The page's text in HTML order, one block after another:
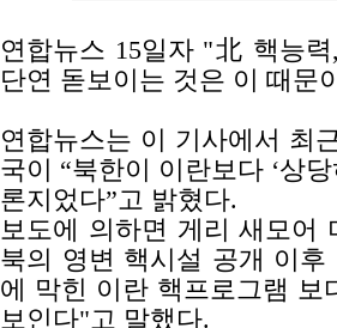
연합뉴스 15일자 "北 핵능
단연 돋보이는 것은 이 때문
연합뉴스는 이 기사에서 최
국이 “북한이 이란보다 ‘상
론지었다”고 밝혔다.
보도에 의하면 게리 새모어
북의 영변 핵시설 공개 이
에 막힌 이란 핵프로그램
보인다"고 말했다.